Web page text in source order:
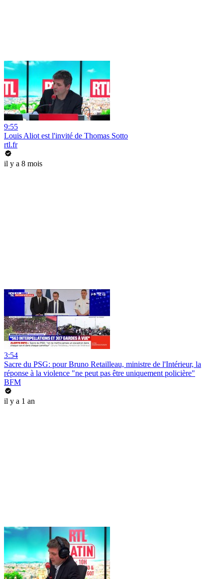
9:55
Louis Aliot est l'invité de Thomas Sotto
rtl.fr
il y a 8 mois
3:54
Sacre du PSG: pour Bruno Retailleau, ministre de l'Intérieur, la
réponse à la violence "ne peut pas être uniquement policière"
BFM
il y a 1 an